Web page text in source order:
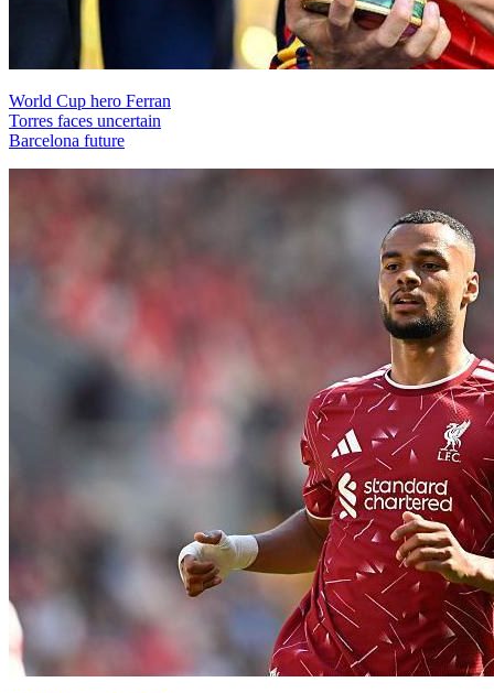
World Cup hero Ferran
Torres faces uncertain
Barcelona future